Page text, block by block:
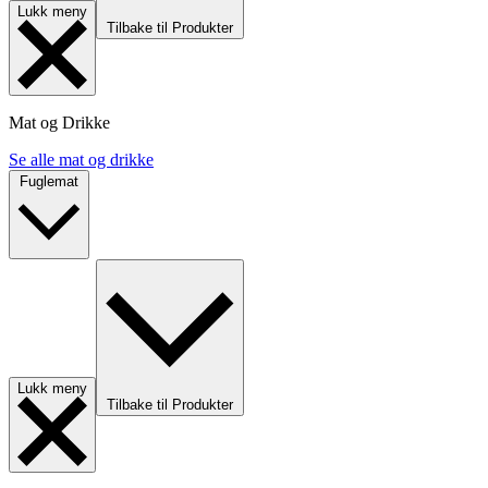
Lukk meny
Tilbake til Produkter
Mat og Drikke
Se alle mat og drikke
Lukk meny
Tilbake til Produkter